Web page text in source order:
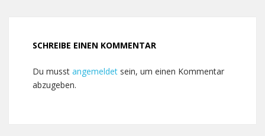
SCHREIBE EINEN KOMMENTAR
Du musst angemeldet sein, um einen Kommentar
abzugeben.